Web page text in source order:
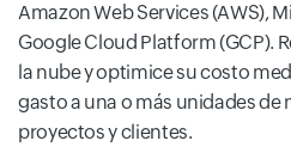
Amazon Web Services (AWS),
Google Cloud Platform (GCP).
la nube y optimice su costo
gasto a una o más unidades
proyectos y clientes.